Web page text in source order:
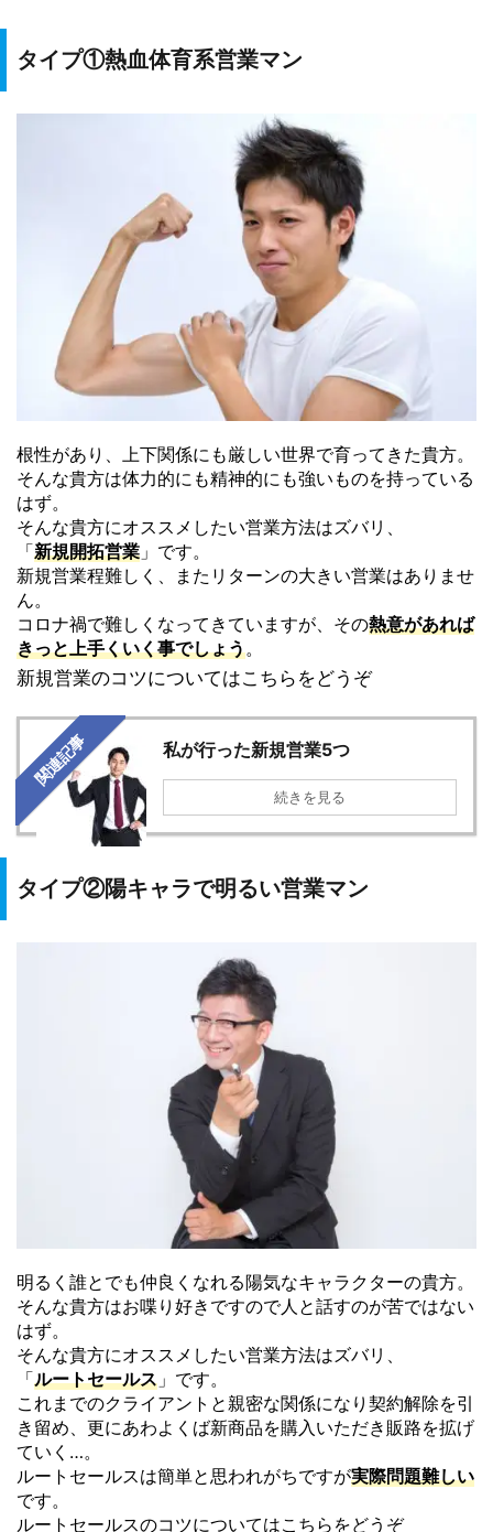
タイプ①熱血体育系営業マン
根性があり、上下関係にも厳しい世界で育ってきた貴方。
そんな貴方は体力的にも精神的にも強いものを持っている
はず。
そんな貴方にオススメしたい営業方法はズバリ、
「新規開拓営業 」です。
新規営業程難しく、またリターンの大きい営業はありませ
ん。
コロナ禍で難しくなってきていますが、 その熱意があれば
きっと上手くいく事でしょう。
新規営業のコツについてはこちらをどうぞ
関連記事 私が行った新規営業5つ
続きを見る
タイプ②陽キャラで明るい営業マン
明るく誰とでも仲良くなれる陽気なキャラクターの貴方。
そんな貴方はお喋り好きですので人と話すのが苦ではない
はず。
そんな貴方にオススメしたい営業方法はズバリ、
「ルートセールス 」です。
これまでのクライアントと親密な関係になり契約解除を引
き留め、 更にあわよくば新商品を購入いただき販路を拡げ
ていく…。
ルートセールスは簡単と思われがちですが実際問題難しい
です。
ルートセールスのコツについてはこちらをどうぞ